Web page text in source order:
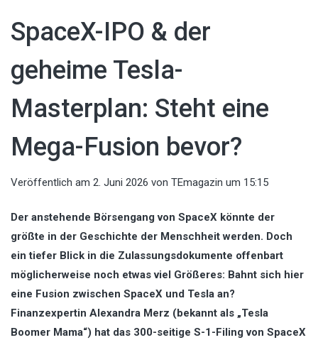
SpaceX-IPO & der
geheime Tesla-
Masterplan: Steht eine
Mega-Fusion bevor?
Veröffentlich am 2. Juni 2026 von TEmagazin um 15:15
Der anstehende Börsengang von SpaceX könnte der
größte in der Geschichte der Menschheit werden. Doch
ein tiefer Blick in die Zulassungsdokumente offenbart
möglicherweise noch etwas viel Größeres: Bahnt sich hier
eine Fusion zwischen SpaceX und Tesla an?
Finanzexpertin Alexandra Merz (bekannt als „Tesla
Boomer Mama“) hat das 300-seitige S-1-Filing von SpaceX